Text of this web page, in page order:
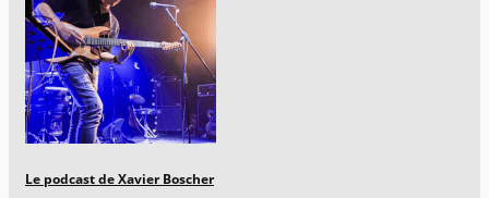
Le podcast de Xavier Boscher